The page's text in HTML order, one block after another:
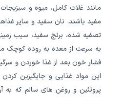
مانند غلات کامل، میوه و
مفید باشند. نان سفید و سایر
تصفیه شده، برنج سفید، سیب
به سرعت از معده به روده کوچک
فشار خون بعد از غذا خوردن و
این مواد غذایی و جایگیزین
پروتئین و روغن های سالم که